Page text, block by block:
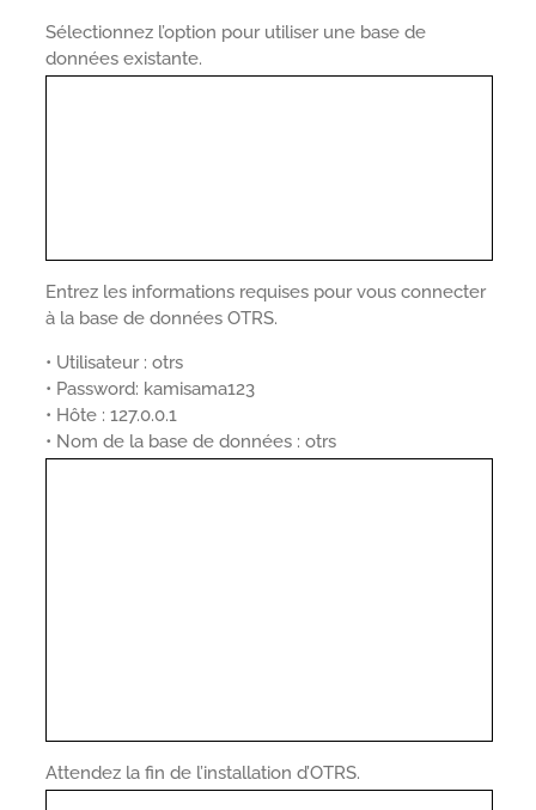
Sélectionnez l’option pour utiliser une base de
données existante.
Entrez les informations requises pour vous connecter
à la base de données OTRS.
• Utilisateur : otrs
• Password: kamisama123
• Hôte : 127.0.0.1
• Nom de la base de données : otrs
Attendez la fin de l’installation d’OTRS.